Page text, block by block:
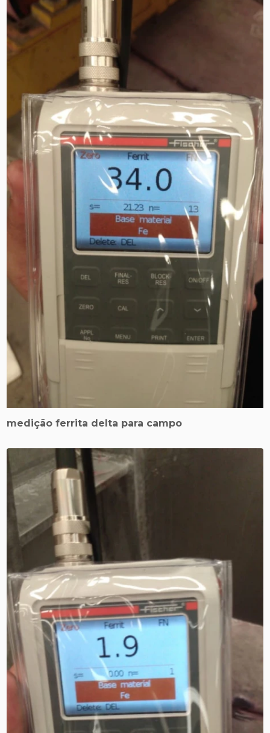
medição ferrita delta para campo